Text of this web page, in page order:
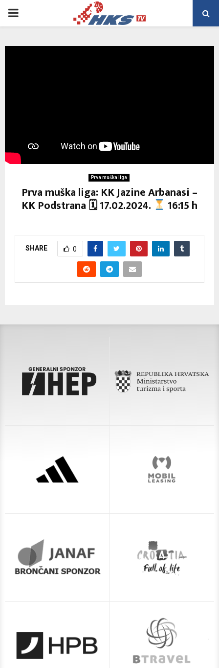
PRIMARY
Prva muška liga
Prva muška liga: KK Jazine Arbanasi –
KK Podstrana 🗓 17.02.2024. 16:15 h
SHARE 0